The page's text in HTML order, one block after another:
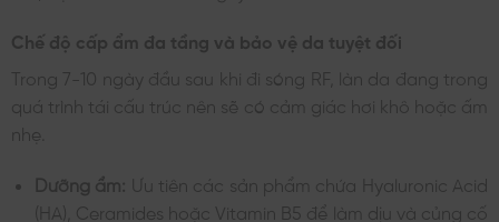
Chế độ cấp ẩm đa tầng và bảo vệ da tuyệt đối
Trong 7-10 ngày đầu sau khi đi sóng RF, làn da đang trong
quá trình tái cấu trúc nên sẽ có cảm giác hơi khô hoặc ấm
nhẹ.
Dưỡng ẩm:
Ưu tiên các sản phẩm chứa Hyaluronic Acid
(HA), Ceramides hoặc Vitamin B5 để làm dịu và củng cố